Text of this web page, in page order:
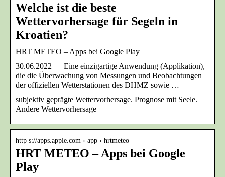
Welche ist die beste
Wettervorhersage für Segeln in
Kroatien?
HRT METEO – Apps bei Google Play
30.06.2022 — Eine einzigartige Anwendung (Applikation),
die die Überwachung von Messungen und Beobachtungen
der offiziellen Wetterstationen des DHMZ sowie …
subjektiv geprägte Wettervorhersage. Prognose mit Seele.
Andere Wettervorhersage
http s://apps.apple.com › app › hrtmeteo
HRT METEO – Apps bei Google
Play